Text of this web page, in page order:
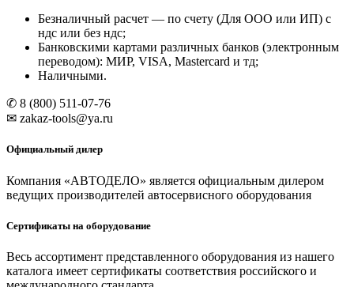
Безналичный расчет — по счету (Для ООО или ИП) с
ндс или без ндс;
Банковскими картами различных банков (электронным
переводом): МИР, VISA, Mastercard и тд;
Наличными.
✆ 8 (800) 511-07-76
✉ zakaz-tools@ya.ru
Официальный дилер
Компания «АВТОДЕЛО» является официальным дилером
ведущих производителей автосервисного оборудования
Сертификаты на оборудование
Весь ассортимент представленного оборудования из нашего
каталога имеет сертификаты соответствия российского и